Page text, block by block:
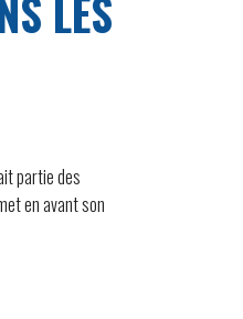
LES
partie des
en avant son